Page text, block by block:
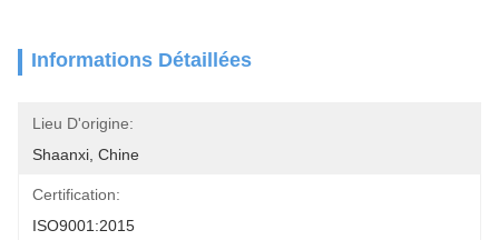
Informations Détaillées
Lieu D'origine:
Shaanxi, Chine
Certification:
ISO9001:2015